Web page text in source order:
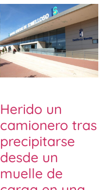
Herido un
camionero tras
precipitarse
desde un
muelle de